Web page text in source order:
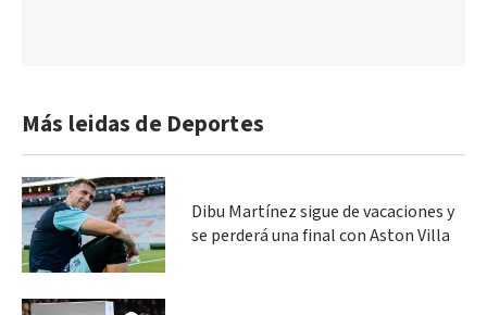
Más leidas de Deportes
Dibu Martínez sigue de vacaciones y
se perderá una final con Aston Villa